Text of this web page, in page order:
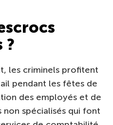
?
les criminels profitent
pendant les fêtes de
des employés et de
non spécialisés qui font